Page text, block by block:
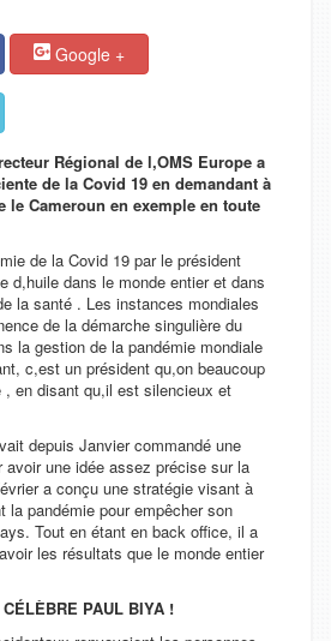
Google +
Régional de l,OMS Europe a
de la Covid 19 en demandant à
le Cameroun en exemple en toute
de la Covid 19 par le président
d,huile dans le monde entier et dans
la santé . Les instances mondiales
de la démarche singulière du
la gestion de la pandémie mondiale
c,est un président qu,on beaucoup
, en disant qu,il est silencieux et
depuis Janvier commandé une
avoir une idée assez précise sur la
a conçu une stratégie visant à
la pandémie pour empêcher son
Tout en étant en back office, il a
les résultats que le monde entier
PAUL BIYA !